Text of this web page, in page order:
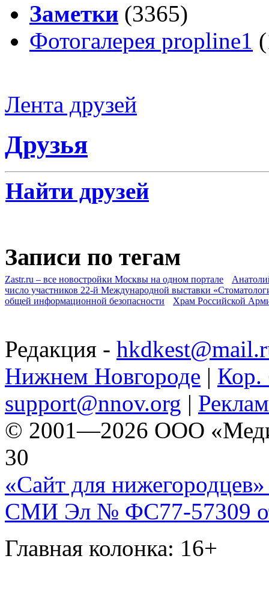
Заметки (3365)
Фотогалерея propline1
Лента друзей
Друзья
Найти друзей
Записи по тегам
Zastr.ru – все новостройки Москвы на одном портале
число участников 22-й Международной выставки
общей информационной безопасности
Храм Российской
Редакция -
Нижнем Новгороде | Кор.
support@nnov.org |
© 2001—2026 ООО
30
«Сайт для нижегородцев»
СМИ Эл № ФС77-57309
Главная колонка: 16+